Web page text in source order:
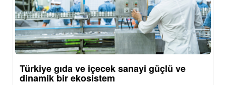
Türkiye gıda ve içecek sanayi güçlü ve
dinamik bir ekosistem